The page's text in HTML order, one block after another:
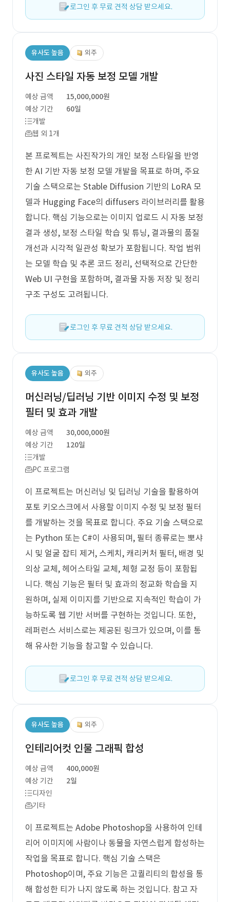
로그인 후 무료 견적 상담 받으세요.
유사도 높음 외주
사진 스타일 자동 보정 모델 개발
예상 금액
15,000,000원
예상 기간
60일
개발
웹 외 1개
본 프로젝트는 사진작가의 개인 보정 스타일을 반영
한 AI 기반 자동 보정 모델 개발을 목표로 하며, 주요
기술 스택으로는 Stable Diffusion 기반의 LoRA 모
델과 Hugging Face의 diffusers 라이브러리를 활용
합니다. 핵심 기능으로는 이미지 업로드 시 자동 보정
결과 생성, 보정 스타일 학습 및 튜닝, 결과물의 품질
개선과 시각적 일관성 확보가 포함됩니다. 작업 범위
는 모델 학습 및 추론 코드 정리, 선택적으로 간단한
Web UI 구현을 포함하며, 결과물 자동 저장 및 정리
구조 구성도 고려됩니다.
로그인 후 무료 견적 상담 받으세요.
유사도 높음 외주
머신러닝/딥러닝 기반 이미지 수정 및 보정
필터 및 효과 개발
예상 금액
30,000,000원
예상 기간
120일
개발
PC 프로그램
이 프로젝트는 머신러닝 및 딥러닝 기술을 활용하여
포토 키오스크에서 사용할 이미지 수정 및 보정 필터
를 개발하는 것을 목표로 합니다. 주요 기술 스택으로
는 Python 또는 C#이 사용되며, 필터 종류로는 뽀샤
시 및 얼굴 잡티 제거, 스케치, 캐리커처 필터, 배경 및
의상 교체, 헤어스타일 교체, 체형 교정 등이 포함됩
니다. 핵심 기능은 필터 및 효과의 정교화 학습을 지
원하며, 실제 이미지를 기반으로 지속적인 학습이 가
능하도록 웹 기반 서버를 구현하는 것입니다. 또한,
레퍼런스 서비스로는 제공된 링크가 있으며, 이를 통
해 유사한 기능을 참고할 수 있습니다.
로그인 후 무료 견적 상담 받으세요.
유사도 높음 외주
인테리어컷 인물 그래픽 합성
예상 금액
400,000원
예상 기간
2일
디자인
기타
이 프로젝트는 Adobe Photoshop을 사용하여 인테
리어 이미지에 사람이나 동물을 자연스럽게 합성하는
작업을 목표로 합니다. 핵심 기술 스택은
Photoshop이며, 주요 기능은 고퀄리티의 합성을 통
해 합성한 티가 나지 않도록 하는 것입니다. 참고 자